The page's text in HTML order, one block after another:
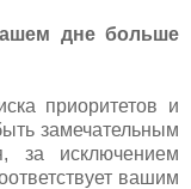
дне больше
приоритетов и
замечательным
за исключением
вашим